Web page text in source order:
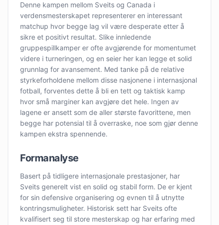
Denne kampen mellom Sveits og Canada i
verdensmesterskapet representerer en interessant
matchup hvor begge lag vil være desperate etter å
sikre et positivt resultat. Slike innledende
gruppespillkamper er ofte avgjørende for momentumet
videre i turneringen, og en seier her kan legge et solid
grunnlag for avansement. Med tanke på de relative
styrkeforholdene mellom disse nasjonene i internasjonal
fotball, forventes dette å bli en tett og taktisk kamp
hvor små marginer kan avgjøre det hele. Ingen av
lagene er ansett som de aller største favorittene, men
begge har potensial til å overraske, noe som gjør denne
kampen ekstra spennende.
Formanalyse
Basert på tidligere internasjonale prestasjoner, har
Sveits generelt vist en solid og stabil form. De er kjent
for sin defensive organisering og evnen til å utnytte
kontringsmuligheter. Historisk sett har Sveits ofte
kvalifisert seg til store mesterskap og har erfaring med